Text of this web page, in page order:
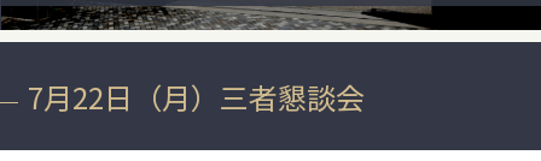
7月22日（月）三者懇談会